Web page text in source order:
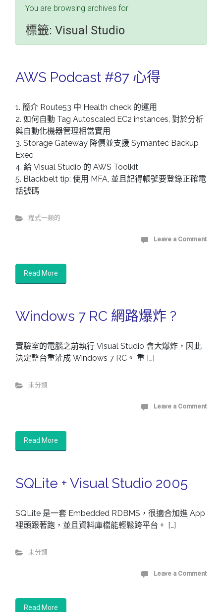
You are browsing archives for
標籤: Visual Studio
AWS Podcast #87 心得
1. 簡介 Route53 中 Health check 的運用
2. 如何自動 Tag Autoscaled EC2 instances, 對於分析
與自動化機器管理相當實用
3. Storage Gateway 降價並支援 Symantec Backup
Exec
4. 給 Visual Studio 的 AWS Toolkit
5. Blackbelt tip: 使用 MFA, 並且記得帳號要登錄正確電
話號碼
程式一類的
Leave a Comment
Read More
Windows 7 RC 網路爆炸 ?
實驗室的電腦之前執行 Visual Studio 會大爆炸，因此
決定整台重灌成 Windows 7 RC。 重 […]
未分類
Leave a Comment
Read More
SQLite + Visual Studio 2005
SQLite 是一套 Embedded RDBMS，很適合加進 App
裡頭跟著跑，並且資料庫檔能輕鬆跨平台。 […]
未分類
Leave a Comment
Read More